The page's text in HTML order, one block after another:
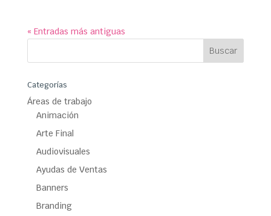
« Entradas más antiguas
Categorías
Áreas de trabajo
Animación
Arte Final
Audiovisuales
Ayudas de Ventas
Banners
Branding